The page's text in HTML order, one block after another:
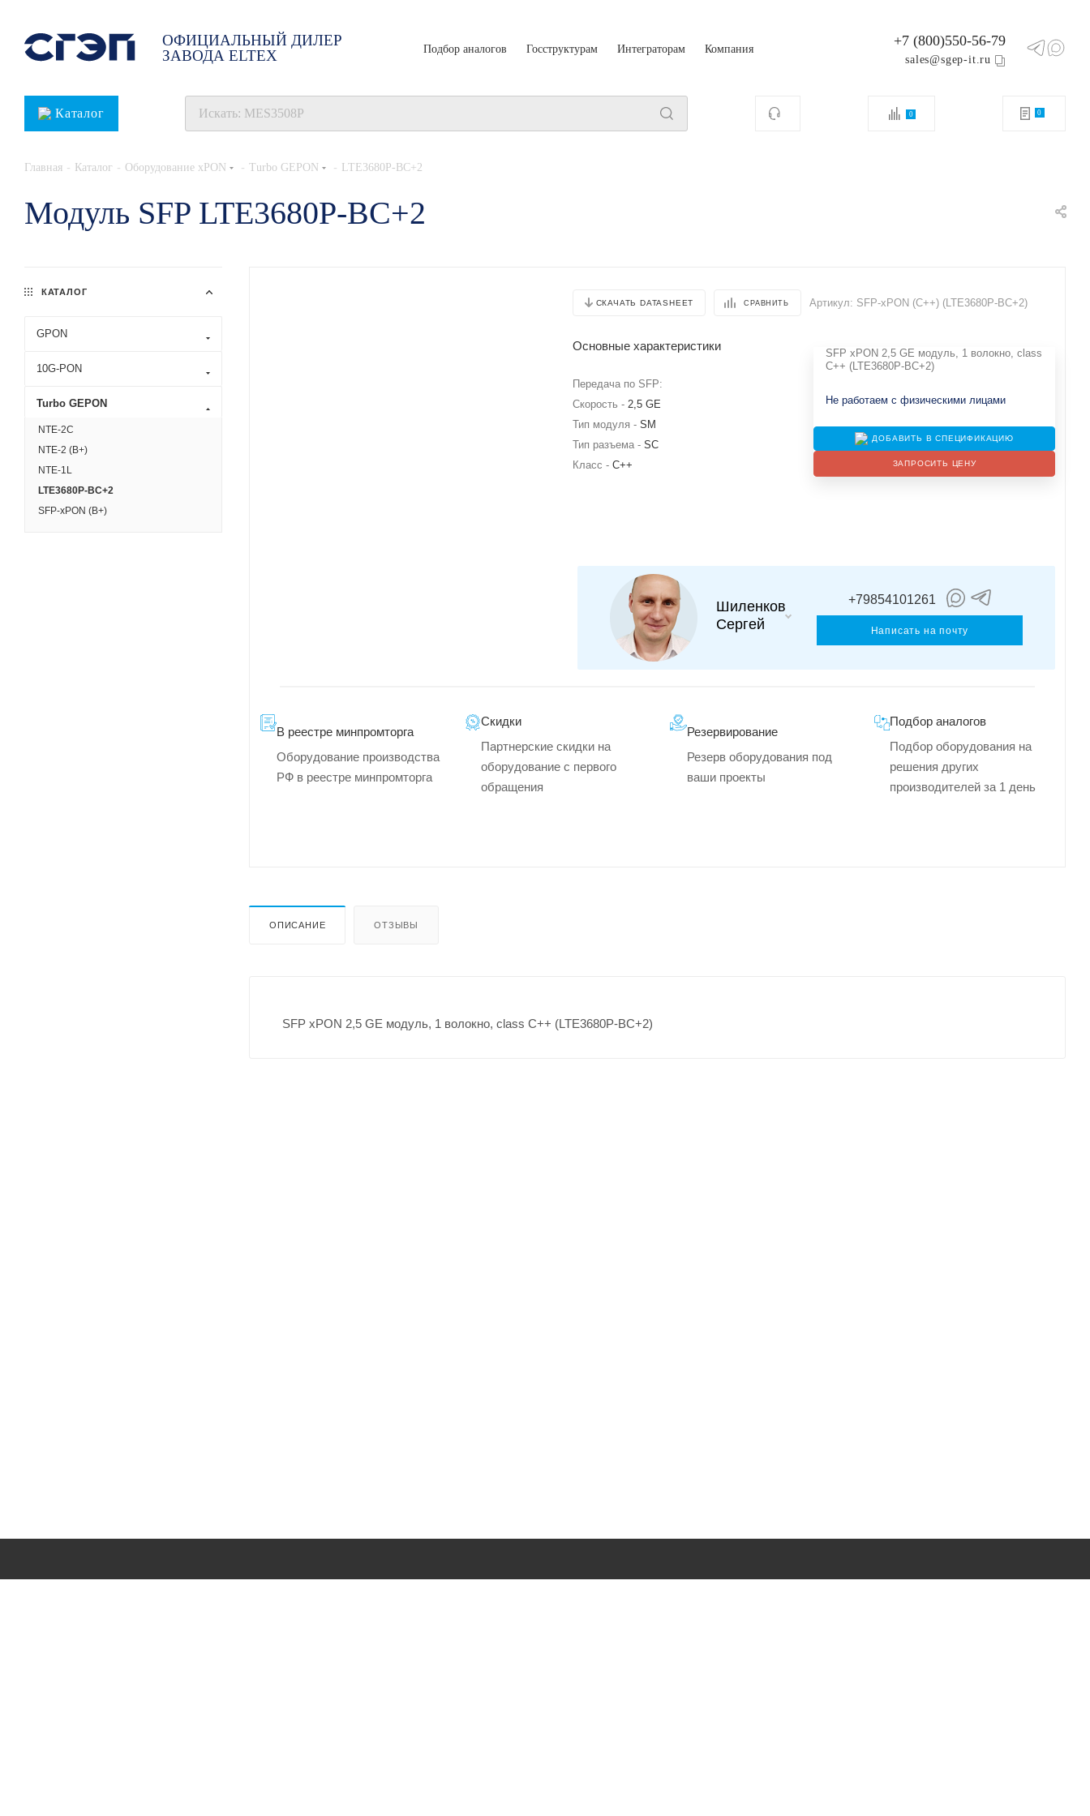
ОФИЦИАЛЬНЫЙ ДИЛЕР
ЗАВОДА ELTEX
Подбор аналогов Госструктурам Интеграторам Компания +7 (800)550-56-79
sales@sgep-it.ru
Каталог 0 0
Главная - Каталог - Оборудование xPON - Turbo GEPON - LTE3680P-BC+2
Модуль SFP LTE3680P-BC+2
СКАЧАТЬ DATASHEET СРАВНИТЬ Артикул: SFP-xPON (C++) (LTE3680P-BC+2)
Основные характеристики
Передача по SFP:
Скорость - 2,5 GE
Тип модуля - SM
Тип разъема - SC
Класс - C++
SFP xPON 2,5 GE модуль, 1 волокно, class
C++ (LTE3680P-BC+2)
Не работаем с физическими лицами
ДОБАВИТЬ В СПЕЦИФИКАЦИЮ
ЗАПРОСИТЬ ЦЕНУ
Шиленков
Сергей
+79854101261
Написать на почту
В реестре минпромторга
Оборудование производства
РФ в реестре минпромторга
Скидки
Партнерские скидки на
оборудование с первого
обращения
Резервирование
Резерв оборудования под
ваши проекты
Подбор аналогов
Подбор оборудования на
решения других
производителей за 1 день
ОПИСАНИЕ ОТЗЫВЫ
SFP xPON 2,5 GE модуль, 1 волокно, class C++ (LTE3680P-BC+2)
КАТАЛОГ
GPON
10G-PON
Turbo GEPON
NTE-2C
NTE-2 (B+)
NTE-1L
LTE3680P-BC+2
SFP-xPON (B+)